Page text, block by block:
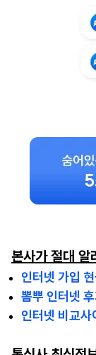
본사가 절대 알
인터넷 가입
뽐뿌 인터넷
인터넷 비교